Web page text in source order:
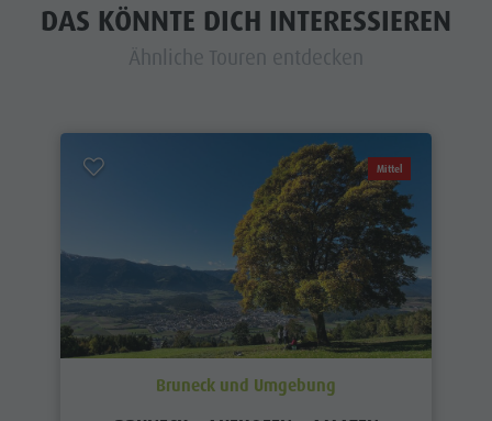
DAS KÖNNTE DICH INTERESSIEREN
Ähnliche Touren entdecken
Mittel
Bruneck und Umgebung